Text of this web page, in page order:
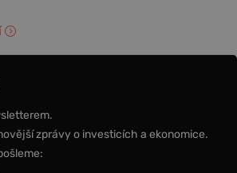
zprávy o investicích a ekonomice.